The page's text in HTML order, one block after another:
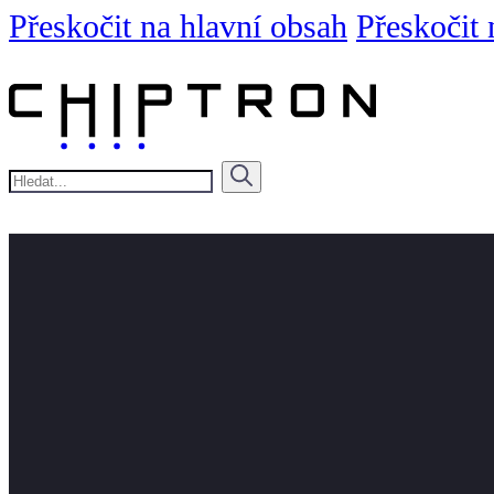
Přeskočit na hlavní obsah Přeskočit
Hledat